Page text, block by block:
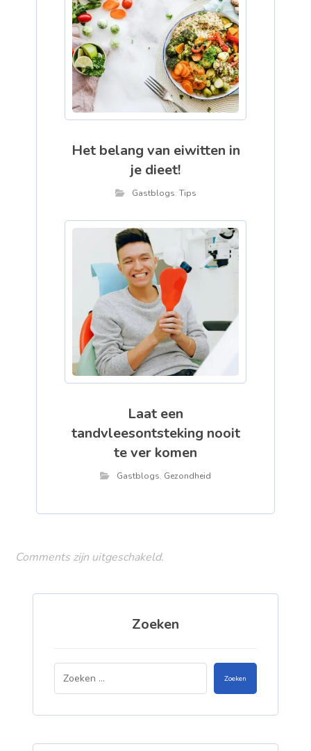
Het belang van eiwitten in
je dieet!
Gastblogs, Tips
Laat een
tandvleesontsteking nooit
te ver komen
Gastblogs, Gezondheid
Comments zijn uitgeschakeld.
Zoeken
Zoeken